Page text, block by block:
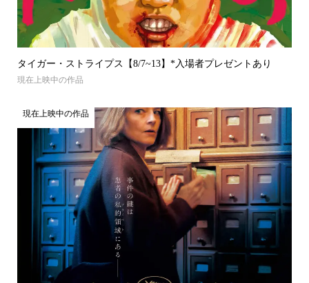
タイガー・ストライプス【8/7~13】*入場者プレゼントあり
現在上映中の作品
現在上映中の作品